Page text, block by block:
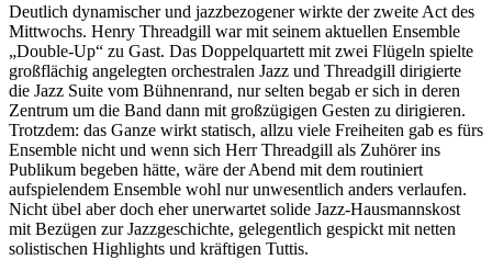
Deutlich dynamischer und jazzbezogener wirkte der zweite Act des
Mittwochs. Henry Threadgill war mit seinem aktuellen Ensemble
„Double-Up“ zu Gast. Das Doppelquartett mit zwei Flügeln spielte
großflächig angelegten orchestralen Jazz und Threadgill dirigierte
die Jazz Suite vom Bühnenrand, nur selten begab er sich in deren
Zentrum um die Band dann mit großzügigen Gesten zu dirigieren.
Trotzdem: das Ganze wirkt statisch, allzu viele Freiheiten gab es fürs
Ensemble nicht und wenn sich Herr Threadgill als Zuhörer ins
Publikum begeben hätte, wäre der Abend mit dem routiniert
aufspielendem Ensemble wohl nur unwesentlich anders verlaufen.
Nicht übel aber doch eher unerwartet solide Jazz-Hausmannskost
mit Bezügen zur Jazzgeschichte, gelegentlich gespickt mit netten
solistischen Highlights und kräftigen Tuttis.